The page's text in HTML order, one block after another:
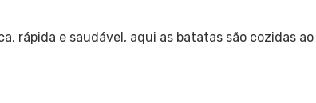
rápida e saudável, aqui as batatas são cozidas